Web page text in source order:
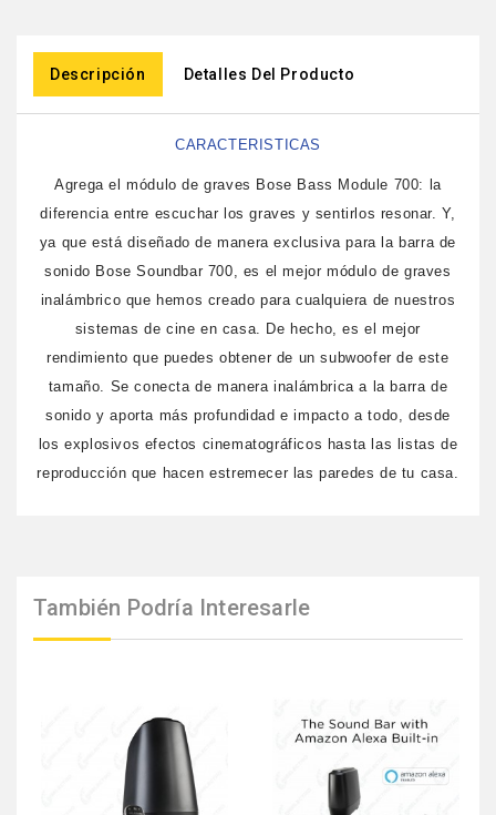
Descripción Detalles Del Producto
CARACTERISTICAS
Agrega el módulo de graves Bose Bass Module 700: la
diferencia entre escuchar los graves y sentirlos resonar. Y,
ya que está diseñado de manera exclusiva para la barra de
sonido Bose Soundbar 700, es el mejor módulo de graves
inalámbrico que hemos creado para cualquiera de nuestros
sistemas de cine en casa. De hecho, es el mejor
rendimiento que puedes obtener de un subwoofer de este
tamaño. Se conecta de manera inalámbrica a la barra de
sonido y aporta más profundidad e impacto a todo, desde
los explosivos efectos cinematográficos hasta las listas de
reproducción que hacen estremecer las paredes de tu casa.
También Podría Interesarle